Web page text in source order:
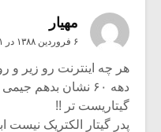
مهيار
۶ فروردین ۱۳۸۸ در ۱:۵۱ ب٫ظ
هر چه اینترنت رو زیر و
دهه ۶۰ نشان بدهم
گیتاریست تر !!
پدر گیتار الکتریک نیست